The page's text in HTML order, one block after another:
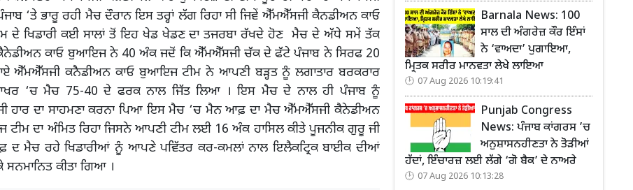
‘ਤੇ ਭਾਰੂ ਰਹੀ ਮੈਚ ਦੌਰਾਨ ਇਸ ਤਰ੍ਹਾਂ ਲੱਗ ਰਿਹਾ ਸੀ ਜਿਵੇਂ ਐੱਮਐੱਸਜੀ ਕੈਨਡੀਅਨ ਕਾਓ
ਦੇ ਖਿਡਾਰੀ ਕਈ ਸਾਲਾਂ ਤੋਂ ਇਹ ਖੇਡ ਖੇਡਣ ਦਾ ਤਜਰਬਾ ਰੱਖਦੇ ਹੋਣ ਮੈਚ ਦੇ ਅੱਧੇ ਸਮੇਂ ਤੱਕ
ਕਾਓ ਬੁਆਇਜ ਨੇ 40 ਅੰਕ ਜਦੋਂ ਕਿ ਐੱਮਐੱਸਜੀ ਚੱਕ ਦੇ ਫੱਟੇ ਪੰਜਾਬ ਨੇ ਸਿਰਫ 20
ਐੱਮਐੱਸਜੀ ਕਨੈਡੀਅਨ ਕਾਓ ਬੁਆਇਜ ਟੀਮ ਨੇ ਆਪਣੀ ਬੜ੍ਹਤ ਨੂੰ ਲਗਾਤਾਰ ਬਰਕਰਾਰ
‘ਚ ਮੈਚ 75-40 ਦੇ ਫਰਕ ਨਾਲ ਜਿੱਤ ਲਿਆ । ਇਸ ਮੈਚ ਦੇ ਨਾਲ ਹੀ ਪੰਜਾਬ ਨੂੰ
ਹਾਰ ਦਾ ਸਾਹਮਣਾ ਕਰਨਾ ਪਿਆ ਇਸ ਮੈਚ ‘ਚ ਮੈਨ ਆਫ਼ ਦਾ ਮੈਚ ਐੱਮਐੱਸਜੀ ਕੈਨੇਡੀਅਨ
ਦਾ ਅੰਮਿਤ ਰਿਹਾ ਜਿਸਨੇ ਆਪਣੀ ਟੀਮ ਲਈ 16 ਅੰਕ ਹਾਸਿਲ ਕੀਤੇ ਪੂਜਨੀਕ ਗੁਰੂ ਜੀ
ਮੈਚ ਰਹੇ ਖਿਡਾਰੀਆਂ ਨੂੰ ਆਪਣੇ ਪਵਿੱਤਰ ਕਰ-ਕਮਲਾਂ ਨਾਲ ਇਲੈਕਟ੍ਰਿਕ ਬਾਈਕ ਦੀਆਂ
ਕੀਤਾ ਗਿਆ ।
Barnala News: 100
ਸਾਲ ਦੀ ਅੰਗਰੇਜ਼ ਕੌਰ ਇੰਸਾਂ
ਨੇ ‘ਵਾਅਦਾ’ ਪੁਗਾਇਆ,
ਮ੍ਰਿਤਕ ਸਰੀਰ ਮਾਨਵਤਾ ਲੇਖੇ ਲਾਇਆ
07 Aug 2026 10:19:41
Punjab Congress
News: ਪੰਜਾਬ ਕਾਂਗਰਸ ’ਚ
ਅਨੁਸ਼ਾਸਨਹੀਣਤਾ ਨੇ ਤੋੜੀਆਂ
ਹੱਦਾਂ, ਇੰਚਾਰਜ਼ ਲਈ ਲੱਗੇ ‘ਗੋ ਬੈਕ’ ਦੇ ਨਾਅਰੇ
07 Aug 2026 10:13:28